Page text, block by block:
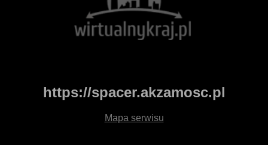
https://spacer.akzamosc.pl
Mapa serwisu